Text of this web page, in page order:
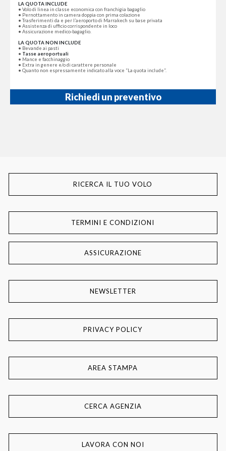
Richiedi un preventivo
LA QUOTA INCLUDE
• Volo di linea in classe economica con franchigia bagaglio
• Pernottamento in camera doppia con prima colazione
• Trasferimenti da e per l’aeroporto di Marrakech su base privata
• Assistenza di ufficio corrispondente in loco
• Assicurazione medico-bagaglio.
LA QUOTA NON INCLUDE
• Bevande ai pasti
• Tasse aeroportuali
• Mance e facchinaggio
• Extra in genere e/o di carattere personale
• Quanto non espressamente indicato alla voce “La quota include”.
RICERCA IL TUO VOLO
TERMINI E CONDIZIONI
ASSICURAZIONE
NEWSLETTER
PRIVACY POLICY
AREA STAMPA
CERCA AGENZIA
LAVORA CON NOI